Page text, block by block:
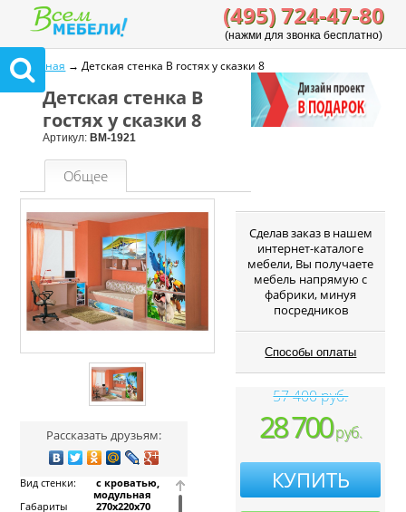
(495) 724-47-80
(нажми для звонка бесплатно)
Главная → Детская стенка В гостях у сказки 8
Детская стенка В
гостях у сказки 8
Артикул: ВМ-1921
Общее
Рассказать друзьям:
Вид стенки:
с кроватью,
модульная
Габариты
270x220x70
Cделав заказ в нашем
интернет-каталоге
мебели, Вы получаете
мебель напрямую с
фабрики, минуя
посредников
Способы оплаты
57 400 руб.
28 700руб.
КУПИТЬ